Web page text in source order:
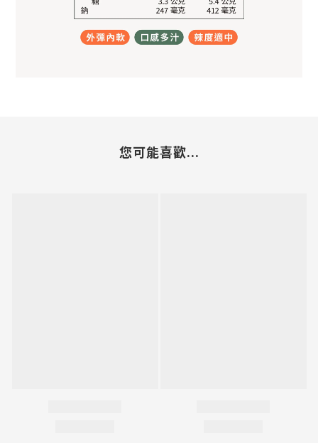
您可能喜歡...